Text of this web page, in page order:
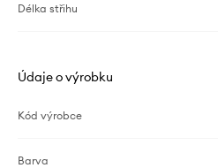
Délka střihu
Údaje o výrobku
Kód výrobce
Barva